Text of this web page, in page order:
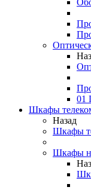
01
Шкафы
Назад
Шкафы
Шкафы